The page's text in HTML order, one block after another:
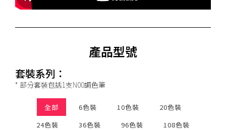
產品型號
套裝系列：
* 部分套裝包括1支N00調色筆
全部 6色裝 10色裝
20色裝
24色裝
36色裝 96色裝 108色裝